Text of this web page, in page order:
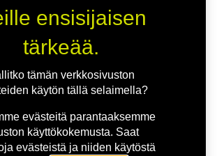
ensisijaisen
tärkeää.
tämän verkkosivuston
käytön tällä selaimella?
evästeitä parantaaksemme
käyttökokemusta. Saat
evästeistä ja niiden käytöstä